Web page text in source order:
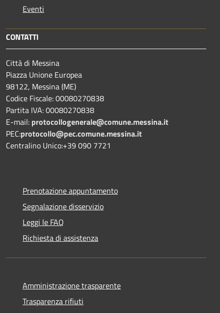
Eventi
CONTATTI
Città di Messina
Piazza Unione Europea
98122, Messina (ME)
Codice Fiscale: 00080270838
Partita IVA: 00080270838
E-mail: protocollogenerale@comune.messina.it
PEC:protocollo@pec.comune.messina.it
Centralino Unico:+39 090 7721
Prenotazione appuntamento
Segnalazione disservizio
Leggi le FAQ
Richiesta di assistenza
Amministrazione trasparente
Trasparenza rifiuti